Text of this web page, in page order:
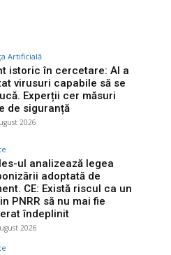
Artificială
istoric în cercetare: AI a
virusuri capabile să se
Experții cer măsuri
de siguranță
2026
ul analizează legea
adoptată de
CE: Există riscul ca un
PNRR să nu mai fie
îndeplinit
2026